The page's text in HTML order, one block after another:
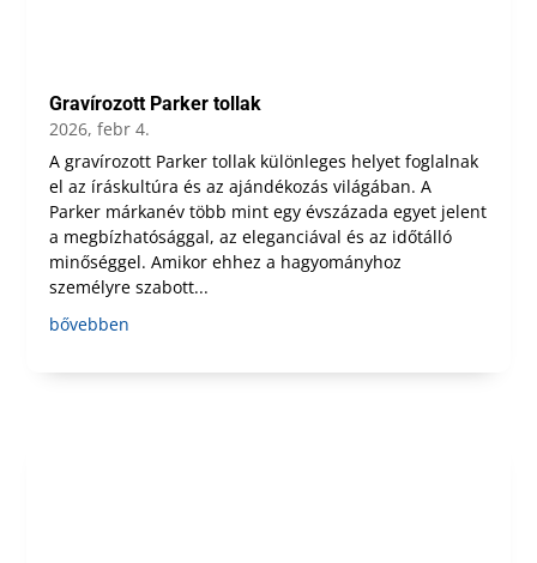
Gravírozott Parker tollak
2026, febr 4.
A gravírozott Parker tollak különleges helyet foglalnak
el az íráskultúra és az ajándékozás világában. A
Parker márkanév több mint egy évszázada egyet jelent
a megbízhatósággal, az eleganciával és az időtálló
minőséggel. Amikor ehhez a hagyományhoz
személyre szabott...
bővebben